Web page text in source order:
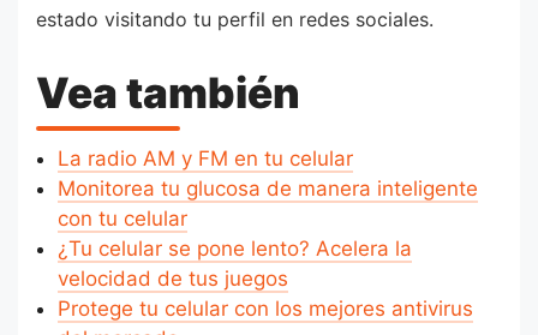
estado visitando tu perfil en redes sociales.
Vea también
La radio AM y FM en tu celular
Monitorea tu glucosa de manera inteligente
con tu celular
¿Tu celular se pone lento? Acelera la
velocidad de tus juegos
Protege tu celular con los mejores antivirus